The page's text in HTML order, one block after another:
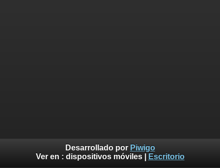
Desarrollado por Piwigo
Ver en : dispositivos móviles| Escritorio